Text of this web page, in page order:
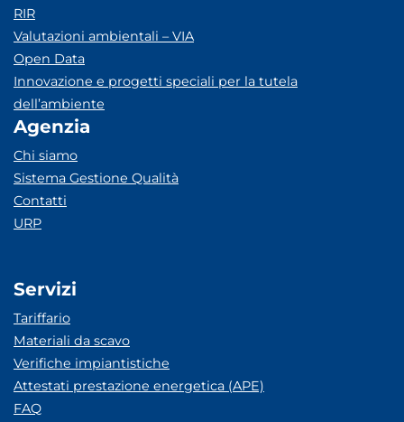
RIR
Valutazioni ambientali – VIA
Open Data
Innovazione e progetti speciali per la tutela
dell’ambiente
Agenzia
Chi siamo
Sistema Gestione Qualità
Contatti
URP
Servizi
Tariffario
Materiali da scavo
Verifiche impiantistiche
Attestati prestazione energetica (APE)
FAQ